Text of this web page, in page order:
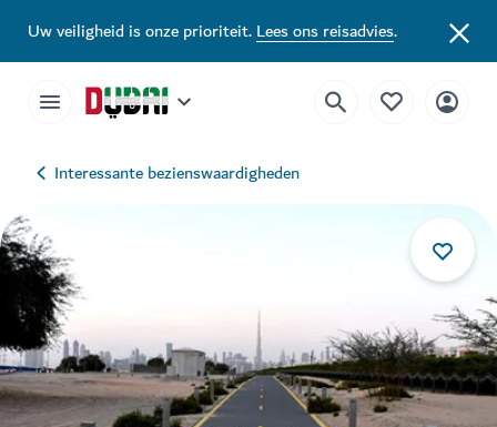
Uw veiligheid is onze prioriteit.Lees ons reisadvies.
Interessante bezienswaardigheden